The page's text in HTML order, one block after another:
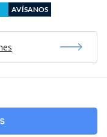
AVÍSANOS